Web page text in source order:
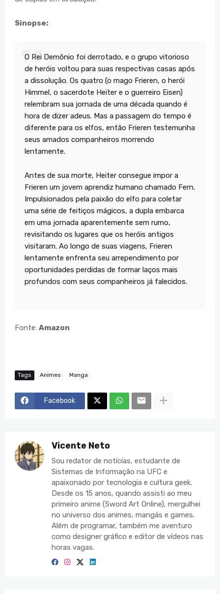
Sinopse:
O Rei Demônio foi derrotado, e o grupo vitorioso
de heróis voltou para suas respectivas casas após
a dissolução. Os quatro (o mago Frieren, o herói
Himmel, o sacerdote Heiter e o guerreiro Eisen)
relembram sua jornada de uma década quando é
hora de dizer adeus. Mas a passagem do tempo é
diferente para os elfos, então Frieren testemunha
seus amados companheiros morrendo
lentamente.
Antes de sua morte, Heiter consegue impor a
Frieren um jovem aprendiz humano chamado Fern.
Impulsionados pela paixão do elfo para coletar
uma série de feitiços mágicos, a dupla embarca
em uma jornada aparentemente sem rumo,
revisitando os lugares que os heróis antigos
visitaram. Ao longo de suas viagens, Frieren
lentamente enfrenta seu arrependimento por
oportunidades perdidas de formar laços mais
profundos com seus companheiros já falecidos.
Fonte: Amazon
Tags Animes Manga
Facebook
Vicente Neto
Sou redator de notícias, estudante de
Sistemas de Informação na UFC e
apaixonado por tecnologia e cultura geek.
Desde os 15 anos, quando assisti ao meu
primeiro anime (Sword Art Online), mergulhei
no universo dos animes, mangás e games.
Além de programar, também me aventuro
como designer gráfico e editor de vídeos nas
horas vagas.